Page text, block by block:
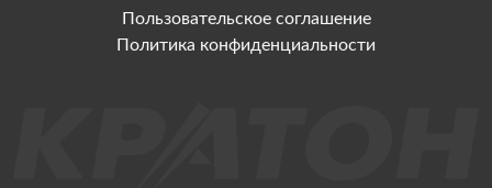
Пользовательское соглашение
Политика конфиденциальности